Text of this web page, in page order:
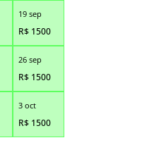
19 sep
R$ 1500
26 sep
R$ 1500
3 oct
R$ 1500